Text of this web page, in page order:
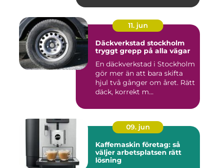
11. jun
Däckverkstad stockholm
tryggt grepp på alla vägar
En däckverkstad i Stockholm
gör mer än att bara skifta
hjul två gånger om året. Rätt
däck, korrekt m...
09. jun
Kaffemaskin företag: så
väljer arbetsplatsen rätt
lösning